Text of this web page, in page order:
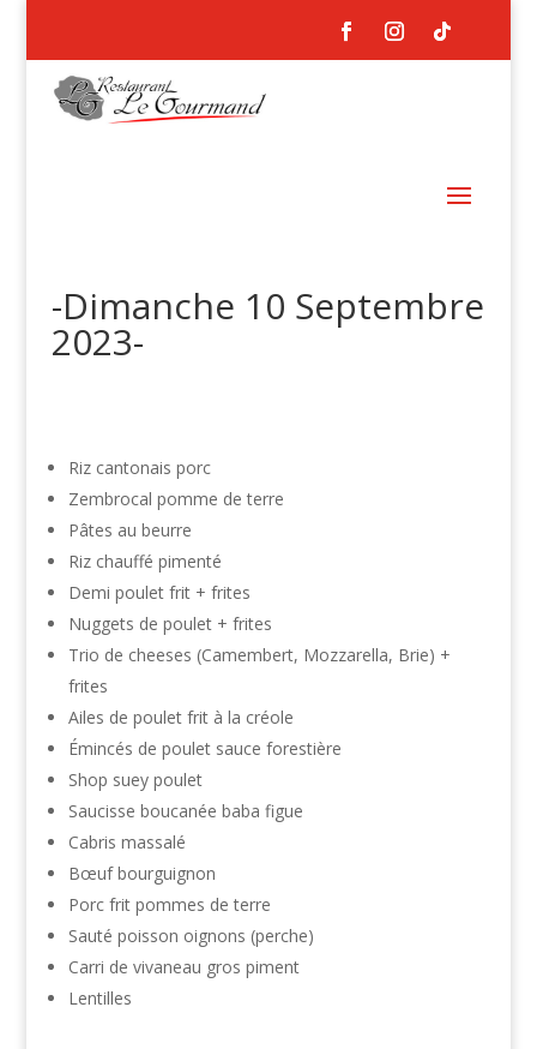
-Dimanche 10 Septembre
2023-
Riz cantonais porc
Zembrocal pomme de terre
Pâtes au beurre
Riz chauffé pimenté
Demi poulet frit + frites
Nuggets de poulet + frites
Trio de cheeses (Camembert, Mozzarella, Brie) +
frites
Ailes de poulet frit à la créole
Émincés de poulet sauce forestière
Shop suey poulet
Saucisse boucanée baba figue
Cabris massalé
Bœuf bourguignon
Porc frit pommes de terre
Sauté poisson oignons (perche)
Carri de vivaneau gros piment
Lentilles